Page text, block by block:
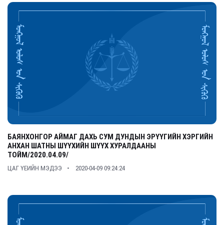
БАЯНХОНГОР АЙМАГ ДАХЬ СУМ ДУНДЫН ЭРҮҮГИЙН ХЭРГИЙН
АНХАН ШАТНЫ ШҮҮХИЙН ШҮҮХ ХУРАЛДААНЫ
ТОЙМ/2020.04.09/
ЦАГ ҮЕИЙН МЭДЭЭ 2020-04-09 09:24:24